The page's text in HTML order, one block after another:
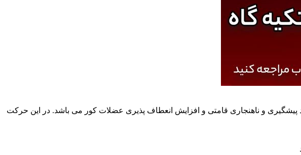
و ناهنجاری قامتی و افزایش انعطاف پذیری عضلات کور می باشد. در این حرکت